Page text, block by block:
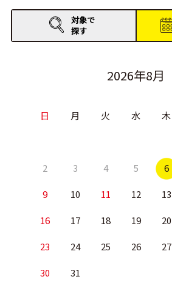
対象で
探す
2026年8月
日 月 火 水 木
2 3 4 5 6
9 10 11 12 13
16 17 18 19 20
23 24 25 26 27
30 31